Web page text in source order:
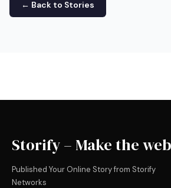
← Back to Stories
Storify – Make the
Published Your Online Story from Storify
Networks